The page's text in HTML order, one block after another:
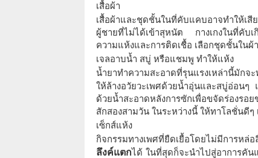
เสื้อผ้า
เสื้อผ้าและชุดชั้นในที่คับแคบอาจทำให้เ
ผู้ชายที่ไม่ได้เข้าสุหนัต กางเกงในที่คับ
ความแห้งและการติดเชื้อ เลือกชุดชั้นในผ้
เจลอาบน้ำ สบู่ หรือแชมพู ทำให้แห้ง
น้ำยาทำความสะอาดที่รุนแรงเหล่านี้มักจ
ให้ล้างอวัยวะเพศด้วยน้ำอุ่นและสบู่อ่อ
ด้วยน้ำสะอาดหลังการซักเพื่อขจัดร่องร
สักสองสามวัน ในระหว่างนี้ ให้ทาโลชั่นดีๆ
เซ็กส์แห้ง
กิจกรรมทางเพศที่ยืดเยื้อโดยไม่มีการหล่
ลึงค์แตกได้ ในที่สุดก็จะนำไปสู่อาการคั